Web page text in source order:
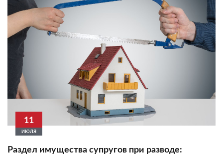
11
ИЮЛЯ
Раздел имущества супругов при разводе: